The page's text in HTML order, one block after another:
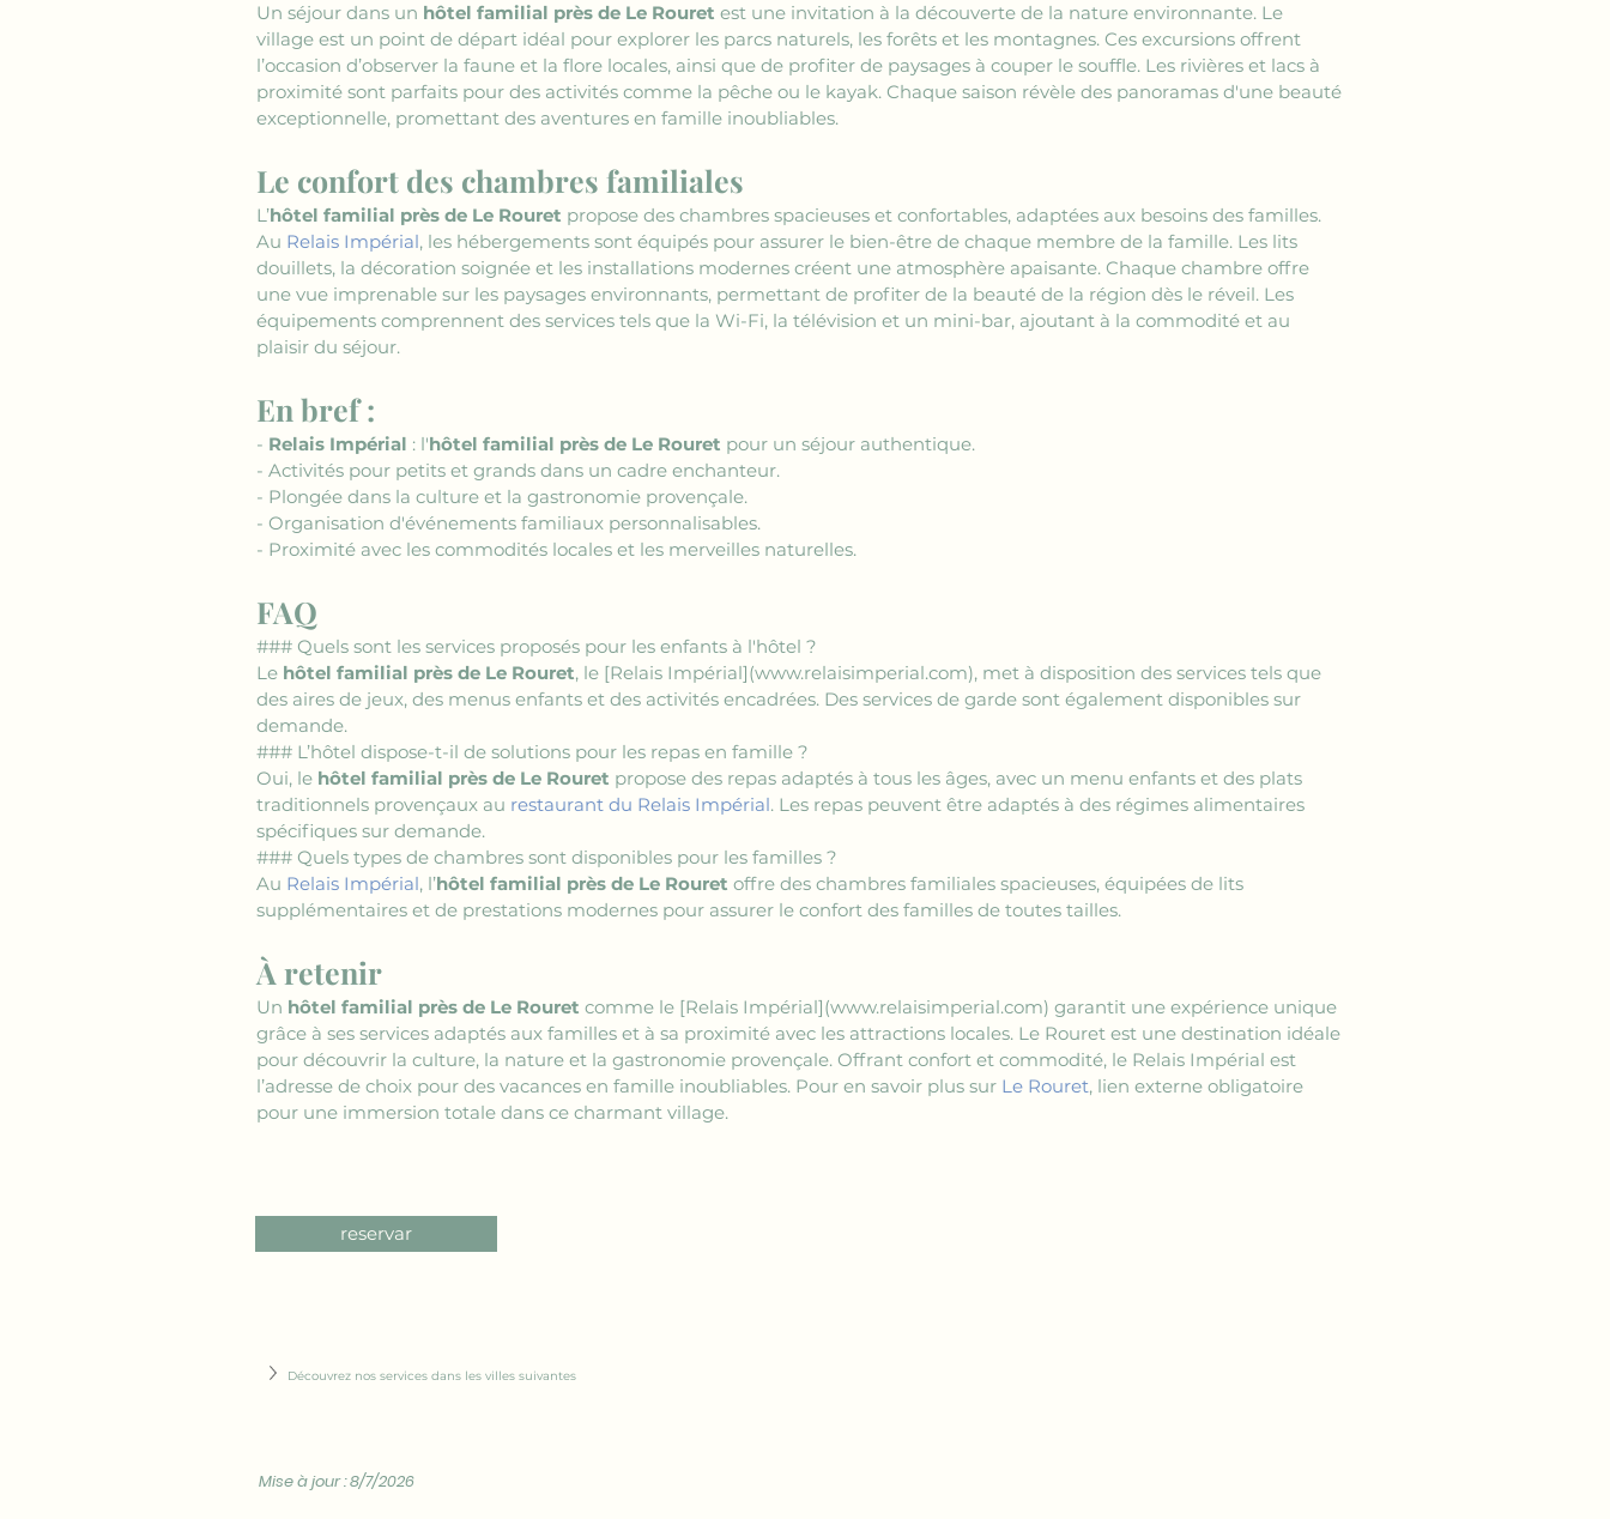
Un séjour dans un hôtel familial près de Le Rouret est une invitation à la découverte de la nature environnante. Le
village est un point de départ idéal pour explorer les parcs naturels, les forêts et les montagnes. Ces excursions offrent
l’occasion d’observer la faune et la flore locales, ainsi que de profiter de paysages à couper le souffle. Les rivières et lacs à
proximité sont parfaits pour des activités comme la pêche ou le kayak. Chaque saison révèle des panoramas d'une beauté
exceptionnelle, promettant des aventures en famille inoubliables.
Le confort des chambres familiales
L’hôtel familial près de Le Rouret propose des chambres spacieuses et confortables, adaptées aux besoins des familles.
Au Relais Impérial, les hébergements sont équipés pour assurer le bien-être de chaque membre de la famille. Les lits
douillets, la décoration soignée et les installations modernes créent une atmosphère apaisante. Chaque chambre offre
une vue imprenable sur les paysages environnants, permettant de profiter de la beauté de la région dès le réveil. Les
équipements comprennent des services tels que la Wi-Fi, la télévision et un mini-bar, ajoutant à la commodité et au
plaisir du séjour.
En bref :
- Relais Impérial : l'hôtel familial près de Le Rouret pour un séjour authentique.
- Activités pour petits et grands dans un cadre enchanteur.
- Plongée dans la culture et la gastronomie provençale.
- Organisation d'événements familiaux personnalisables.
- Proximité avec les commodités locales et les merveilles naturelles.
FAQ
### Quels sont les services proposés pour les enfants à l'hôtel ?
Le hôtel familial près de Le Rouret, le [Relais Impérial](www.relaisimperial.com), met à disposition des services tels que
des aires de jeux, des menus enfants et des activités encadrées. Des services de garde sont également disponibles sur
demande.
### L’hôtel dispose-t-il de solutions pour les repas en famille ?
Oui, le hôtel familial près de Le Rouret propose des repas adaptés à tous les âges, avec un menu enfants et des plats
traditionnels provençaux au restaurant du Relais Impérial. Les repas peuvent être adaptés à des régimes alimentaires
spécifiques sur demande.
### Quels types de chambres sont disponibles pour les familles ?
Au Relais Impérial, l’hôtel familial près de Le Rouret offre des chambres familiales spacieuses, équipées de lits
supplémentaires et de prestations modernes pour assurer le confort des familles de toutes tailles.
À retenir
Un hôtel familial près de Le Rouret comme le [Relais Impérial](www.relaisimperial.com) garantit une expérience unique
grâce à ses services adaptés aux familles et à sa proximité avec les attractions locales. Le Rouret est une destination idéale
pour découvrir la culture, la nature et la gastronomie provençale. Offrant confort et commodité, le Relais Impérial est
l’adresse de choix pour des vacances en famille inoubliables. Pour en savoir plus sur Le Rouret, lien externe obligatoire
pour une immersion totale dans ce charmant village.
reservar
Découvrez nos services dans les villes suivantes
Mise à jour : 8/7/2026